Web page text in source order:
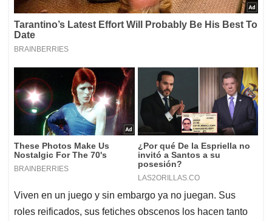
Viven en un juego y sin embargo ya no juegan. Sus
roles reificados, sus fetiches obscenos los hacen tanto